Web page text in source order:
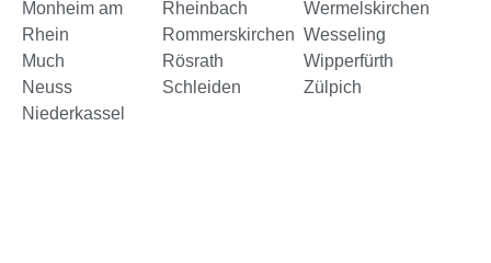
Monheim am
Rhein
Much
Neuss
Niederkassel
Rheinbach
Rommerskirchen
Rösrath
Schleiden
Wermelskirchen
Wesseling
Wipperfürth
Zülpich